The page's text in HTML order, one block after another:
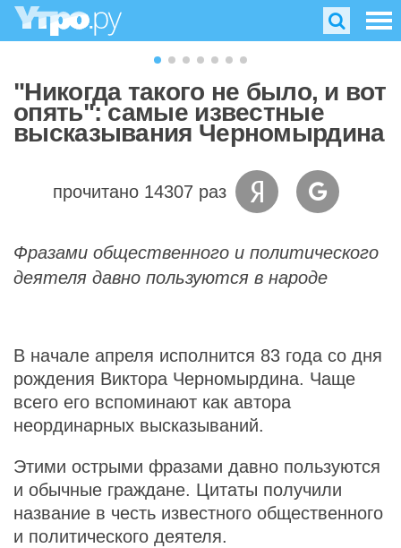
"Никогда такого не было, и вот
опять": самые известные
высказывания Черномырдина
прочитано 14307 раз
Фразами общественного и политического
деятеля давно пользуются в народе
В начале апреля исполнится 83 года со дня
рождения Виктора Черномырдина. Чаще
всего его вспоминают как автора
неординарных высказываний.
Этими острыми фразами давно пользуются
и обычные граждане. Цитаты получили
название в честь известного общественного
и политического деятеля.